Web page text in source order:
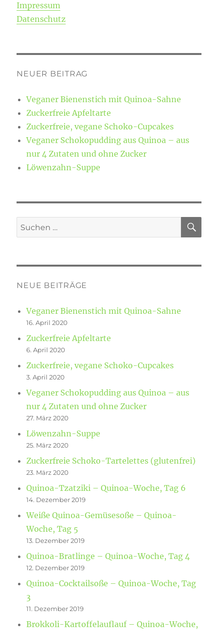
Impressum
Datenschutz
NEUER BEITRAG
Veganer Bienenstich mit Quinoa-Sahne
Zuckerfreie Apfeltarte
Zuckerfreie, vegane Schoko-Cupcakes
Veganer Schokopudding aus Quinoa – aus
nur 4 Zutaten und ohne Zucker
Löwenzahn-Suppe
Suchen
nach:
NEUE BEITRÄGE
Veganer Bienenstich mit Quinoa-Sahne
16. April 2020
Zuckerfreie Apfeltarte
6. April 2020
Zuckerfreie, vegane Schoko-Cupcakes
3. April 2020
Veganer Schokopudding aus Quinoa – aus
nur 4 Zutaten und ohne Zucker
27. März 2020
Löwenzahn-Suppe
25. März 2020
Zuckerfreie Schoko-Tartelettes (glutenfrei)
23. März 2020
Quinoa-Tzatziki – Quinoa-Woche, Tag 6
14. Dezember 2019
Weiße Quinoa-Gemüsesoße – Quinoa-
Woche, Tag 5
13. Dezember 2019
Quinoa-Bratlinge – Quinoa-Woche, Tag 4
12. Dezember 2019
Quinoa-Cocktailsoße – Quinoa-Woche, Tag
3
11. Dezember 2019
Brokkoli-Kartoffelauflauf – Quinoa-Woche,